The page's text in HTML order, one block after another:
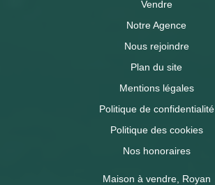
Vendre
Notre Agence
Nous rejoindre
Plan du site
Mentions légales
Politique de confidentialité
Politique des cookies
Nos honoraires
Maison à vendre, Royan